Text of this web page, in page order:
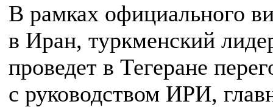
В рамках официального
в Иран, туркменский
проведет в Тегеране
с руководством ИРИ,